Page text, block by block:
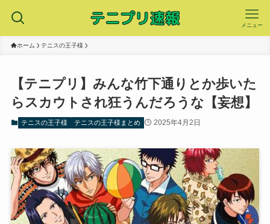
メニュー
ホーム テニスの王子様
【テニプリ】みんな竹下通りとか歩いた
らスカウトされ狂うんだろうな【妄想】
テニスの王子様 テニスの王子様まとめ 2025年4月2日